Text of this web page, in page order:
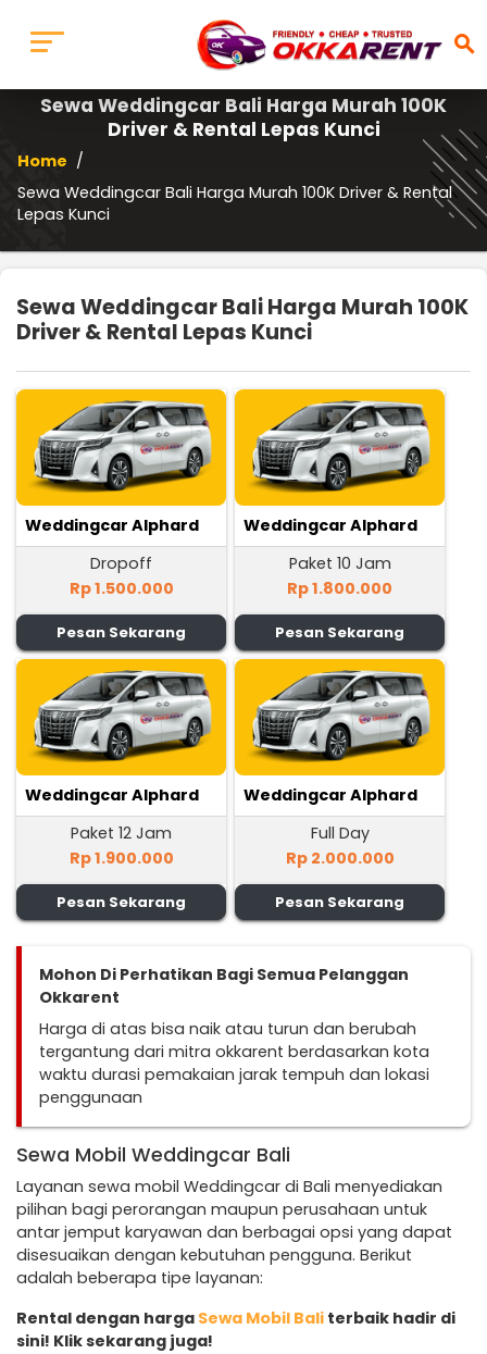
search
Sewa Weddingcar Bali Harga Murah 100K
Driver & Rental Lepas Kunci
Home /
Sewa Weddingcar Bali Harga Murah 100K Driver & Rental
Lepas Kunci
Sewa Weddingcar Bali Harga Murah 100K
Driver & Rental Lepas Kunci
Weddingcar Alphard
Dropoff
Rp 1.500.000
Pesan Sekarang
Weddingcar Alphard
Paket 10 Jam
Rp 1.800.000
Pesan Sekarang
Weddingcar Alphard
Paket 12 Jam
Rp 1.900.000
Pesan Sekarang
Weddingcar Alphard
Full Day
Rp 2.000.000
Pesan Sekarang
Mohon Di Perhatikan Bagi Semua Pelanggan
Okkarent
Harga di atas bisa naik atau turun dan berubah
tergantung dari mitra okkarent berdasarkan kota
waktu durasi pemakaian jarak tempuh dan lokasi
penggunaan
Sewa Mobil Weddingcar Bali
Layanan sewa mobil Weddingcar di Bali menyediakan
pilihan bagi perorangan maupun perusahaan untuk
antar jemput karyawan dan berbagai opsi yang dapat
disesuaikan dengan kebutuhan pengguna. Berikut
adalah beberapa tipe layanan:
Rental dengan harga Sewa Mobil Bali terbaik hadir di
sini! Klik sekarang juga!